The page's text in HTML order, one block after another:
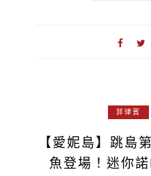
菲律賓
【愛妮島】跳島
魚登場！迷你